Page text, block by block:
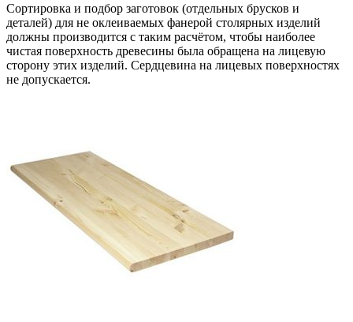
Сортировка и подбор заготовок (отдельных брусков и
деталей) для не оклеиваемых фанерой столярных изделий
должны производится с таким расчётом, чтобы наиболее
чистая поверхность древесины была обращена на лицевую
сторону этих изделий. Сердцевина на лицевых поверхностях
не допускается.